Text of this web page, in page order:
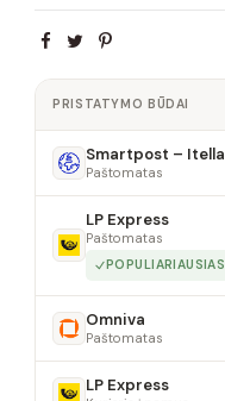
PRISTATYMO BŪDAI
Smartpost – Itella
Paštomatas
LP Express
Paštomatas
POPULIARIAUSIAS
Omniva
Paštomatas
LP Express